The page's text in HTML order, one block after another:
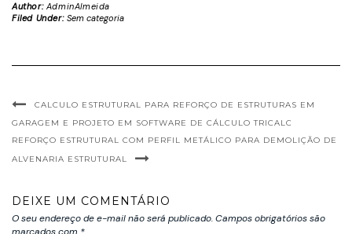
Author: AdminAlmeida
Filed Under: Sem categoria
CALCULO ESTRUTURAL PARA REFORÇO DE ESTRUTURAS EM
GARAGEM E PROJETO EM SOFTWARE DE CÁLCULO TRICALC
REFORÇO ESTRUTURAL COM PERFIL METÁLICO PARA DEMOLIÇÃO DE
ALVENARIA ESTRUTURAL
DEIXE UM COMENTÁRIO
O seu endereço de e-mail não será publicado.Campos obrigatórios são